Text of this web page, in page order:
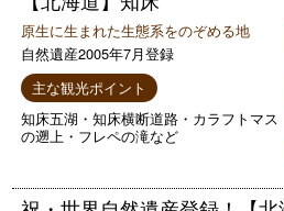
原生に生まれた生態系をのぞめる地
自然遺産2005年7月登録
主な観光ポイント
知床五湖・知床横断道路・カラフトマス
の遡上・フレペの滝など